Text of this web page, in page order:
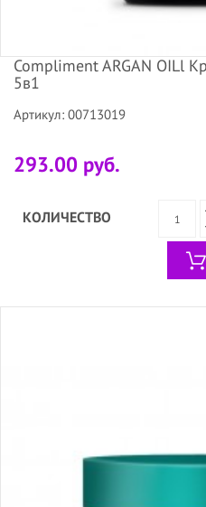
Compliment ARGAN OILl
5в1
Артикул: 00713019
293.00 руб.
КОЛИЧЕСТВО